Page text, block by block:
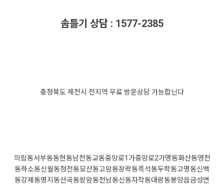
솜틀기 상담 : 1577-2385
충청북도 제천시 전지역 무료 방문상담 가능합닌다
의림동서부동동현동남천동교동중앙로1가중앙로2가명동화산동영천
동하소동신월동청전동모산동고암동장락동흑석동두학동고명동신백
동강제동명지동산곡동왕암동천남동신동자작동대랑동봉양읍금성면